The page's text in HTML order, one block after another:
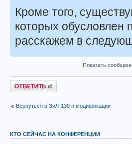
Кроме того,
которых
расскажем в
Показать
Ответить
Вернуться в ЗиЛ-130 и модификации
КТО СЕЙЧАС НА КОНФЕРЕНЦИИ